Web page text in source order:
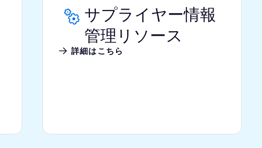
サプライヤー情報
管理リソース
詳細はこちら